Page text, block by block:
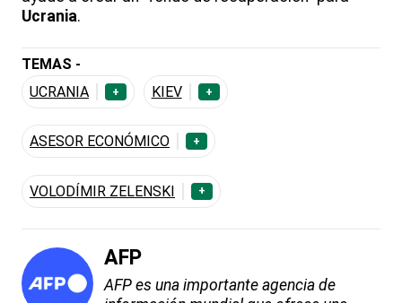
Ucrania.
TEMAS -
UCRANIA
+ KIEV +
ASESOR ECONÓMICO +
VOLODÍMIR ZELENSKI +
AFP
AFP es una importante agencia de